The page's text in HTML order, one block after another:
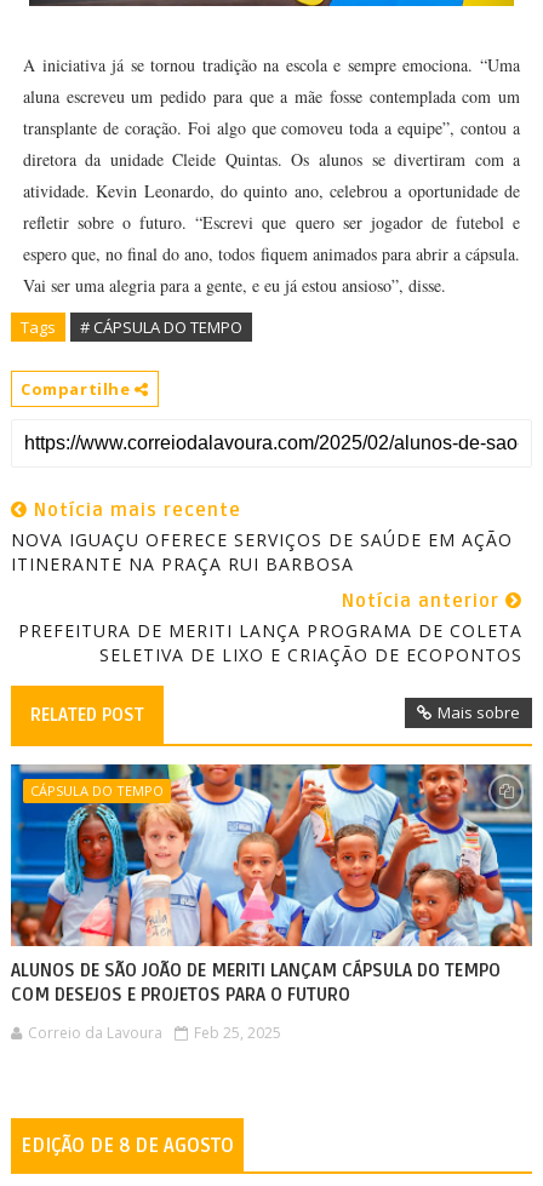
A iniciativa já se tornou tradição na escola e sempre emociona. “Uma
aluna escreveu um pedido para que a mãe fosse contemplada com um
transplante de coração. Foi algo que comoveu toda a equipe”, contou a
diretora da unidade Cleide Quintas. Os alunos se divertiram com a
atividade. Kevin Leonardo, do quinto ano, celebrou a oportunidade de
refletir sobre o futuro. “Escrevi que quero ser jogador de futebol e
espero que, no final do ano, todos fiquem animados para abrir a cápsula.
Vai ser uma alegria para a gente, e eu já estou ansioso”, disse.
Tags # CÁPSULA DO TEMPO
Compartilhe
Notícia mais recente
NOVA IGUAÇU OFERECE SERVIÇOS DE SAÚDE EM AÇÃO
ITINERANTE NA PRAÇA RUI BARBOSA
Notícia anterior
PREFEITURA DE MERITI LANÇA PROGRAMA DE COLETA
SELETIVA DE LIXO E CRIAÇÃO DE ECOPONTOS
RELATED POST Mais sobre
CÁPSULA DO TEMPO
ALUNOS DE SÃO JOÃO DE MERITI LANÇAM CÁPSULA DO TEMPO
COM DESEJOS E PROJETOS PARA O FUTURO
Correio da Lavoura Feb 25, 2025
EDIÇÃO DE 8 DE AGOSTO